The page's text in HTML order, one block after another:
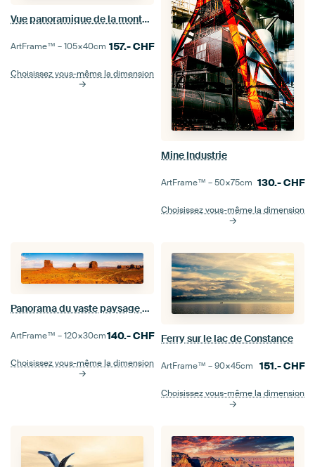
Vue panoramique de la montagne du Pain de Sucre à la colline Paysage de Rio de Janeiro Brésil
ArtFrame™ –105×40cm 157.-CHF
Choisissez vous-même la dimension
Mine Industrie
ArtFrame™ –50×75cm 130.-CHF
Choisissez vous-même la dimension
Panorama du vaste paysage de Monument Valley en Arizona (États-Unis)
ArtFrame™ –120×30cm140.-CHF
Choisissez vous-même la dimension
Ferry sur le lac de Constance
ArtFrame™ –90×45cm 151.-CHF
Choisissez vous-même la dimension